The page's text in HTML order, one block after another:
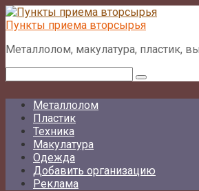
Перейти
к
Пункты приема вторсырья
Металлолом, макулатура, пластик,
Металлолом
Пластик
Техника
Макулатура
Одежда
Добавить организацию
Реклама